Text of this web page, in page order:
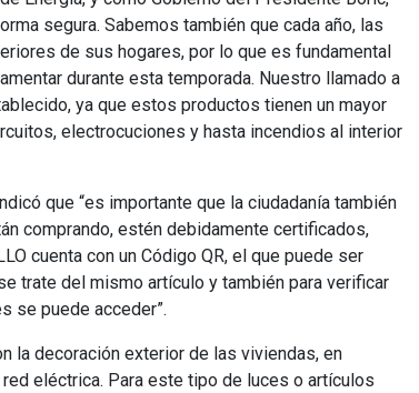
segura. Sabemos también que cada año, las
de sus hogares, por lo que es fundamental
durante esta temporada. Nuestro llamado a
ya que estos productos tienen un mayor
electrocuciones y hasta incendios al interior
que “es importante que la ciudadanía también
comprando, estén debidamente certificados,
cuenta con un Código QR, el que puede ser
trate del mismo artículo y también para verificar
se puede acceder”.
la decoración exterior de las viviendas, en
eléctrica. Para este tipo de luces o artículos